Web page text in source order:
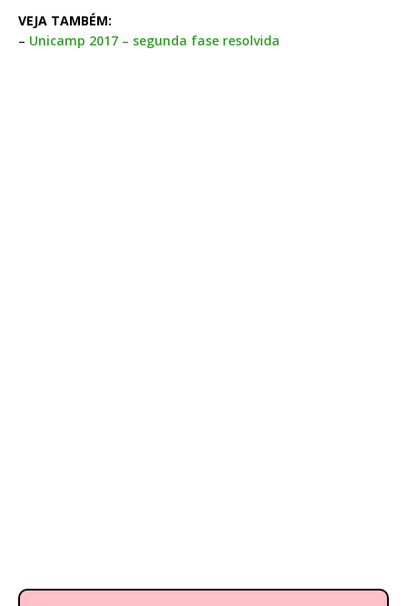
VEJA TAMBÉM:
– Unicamp 2017 – segunda fase resolvida